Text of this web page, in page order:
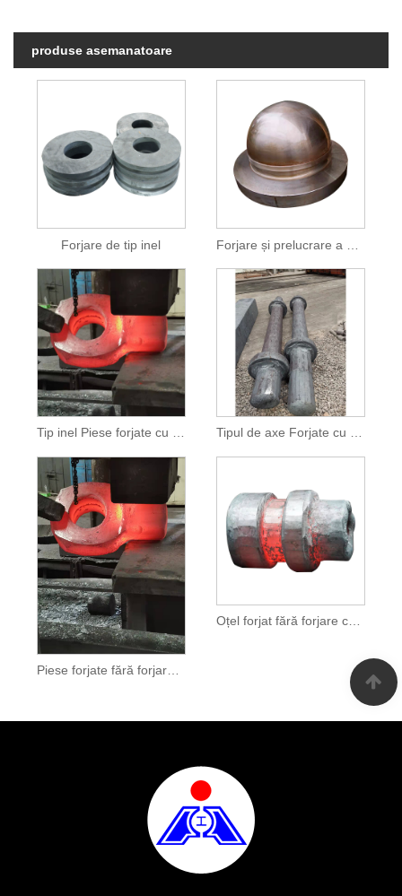
produse asemanatoare
Forjare de tip inel
Tip inel Piese forjate cu formă specială Tipul de axe Forjate cu forme speciale
Piese forjate fără forjare cu matriță deschisă